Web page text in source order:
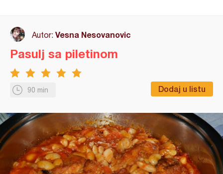
Autor: Vesna Nesovanovic
90 min Dodaj u listu
Pasulj sa piletinom